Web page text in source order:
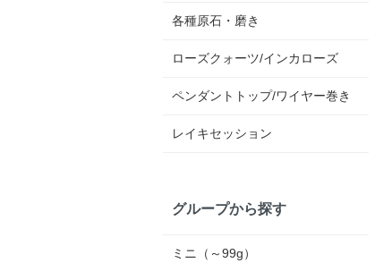
各種原石・磨き
ローズクォーツ/インカローズ
ペンダントトップ/ワイヤー巻き
レイキセッション
グループから探す
ミニ（～99g）